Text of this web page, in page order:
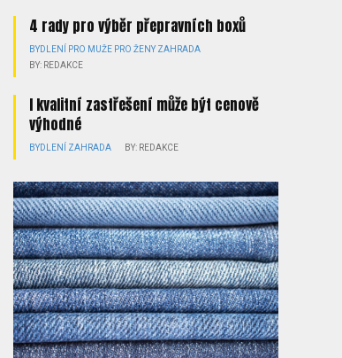
4 rady pro výběr přepravních boxů
BYDLENÍ PRO MUŽE PRO ŽENY ZAHRADA
BY: REDAKCE
I kvalitní zastřešení může být cenově
výhodné
BYDLENÍ ZAHRADA BY: REDAKCE